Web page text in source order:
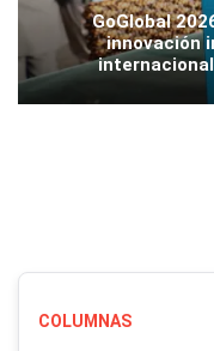
GoGlobal
innovación
COLUMNAS